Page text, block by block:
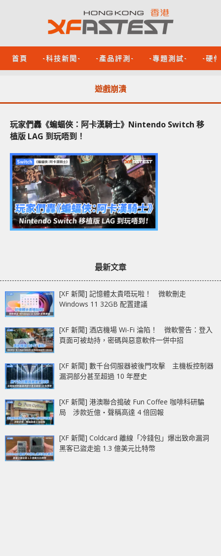
首頁 -科技新聞- -產品評測- -專題測試- -硬
遊戲崩潰
玩家們轟《蝙蝠俠：阿卡漢騎士》Nintendo Switch 移
植版 LAG 到玩唔到！
最新文章
[XF 新聞] 記憶體太貴唔玩啦！ 微軟刪走
Windows 11 32GB 配置建議
[XF 新聞] 酒店機場 Wi-Fi 淪陷！ 微軟警告：登入
頁面可被劫持，密碼與惡意軟件一併中招
[XF 新聞] 數千台伺服器被後門攻擊 主機板控制器
漏洞部分甚至超過 10 年歷史
[XF 新聞] 港澳聯合搗破 Fun Coffee 咖啡科研騙
局 涉款近億‧聲稱高達 4 倍回報
[XF 新聞] Coldcard 離線「冷錢包」爆出致命漏洞
黑客已盜走逾 1.3 億美元比特幣